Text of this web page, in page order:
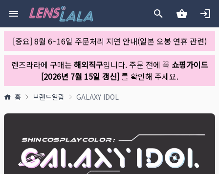
[중요] 8월 6~16일 주문처리 지연 안내(일본 오봉 연휴 관련)
렌즈라라에 구매는 해외직구입니다. 주문 전에 꼭 쇼핑가이드
[2026년 7월 15일 갱신]를 확인해 주세요.
홈 브랜드일람 GALAXY IDOL